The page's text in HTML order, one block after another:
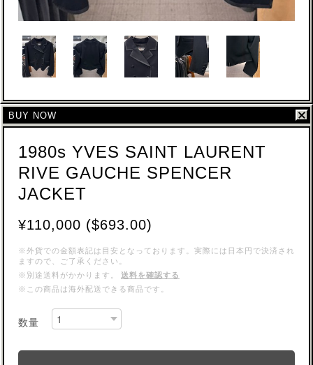
BUY NOW
1980s YVES SAINT LAURENT
RIVE GAUCHE SPENCER
JACKET
¥110,000 ($693.00)
※外貨での金額表記は目安となっております。実際には日本円で決済され
ますので、ご了承ください。
※別途送料がかかります。
送料を確認する
※この商品は海外配送できる商品です。
数量